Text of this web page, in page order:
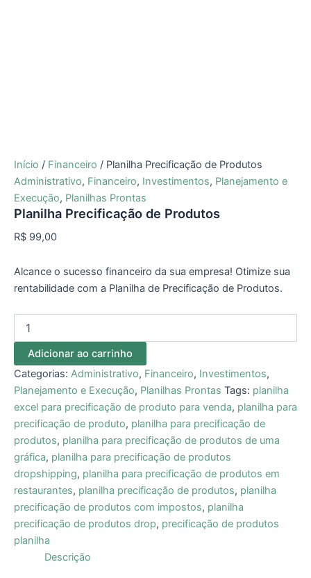
Início / Financeiro / Planilha Precificação de Produtos
Administrativo, Financeiro, Investimentos, Planejamento e
Execução, Planilhas Prontas
Planilha Precificação de Produtos
R$ 99,00
Alcance o sucesso financeiro da sua empresa! Otimize sua
rentabilidade com a Planilha de Precificação de Produtos.
Adicionar ao carrinho
Categorias: Administrativo, Financeiro, Investimentos,
Planejamento e Execução, Planilhas Prontas Tags: planilha
excel para precificação de produto para venda, planilha para
precificação de produto, planilha para precificação de
produtos, planilha para precificação de produtos de uma
gráfica, planilha para precificação de produtos
dropshipping, planilha para precificação de produtos em
restaurantes, planilha precificação de produtos, planilha
precificação de produtos com impostos, planilha
precificação de produtos drop, precificação de produtos
planilha
Descrição